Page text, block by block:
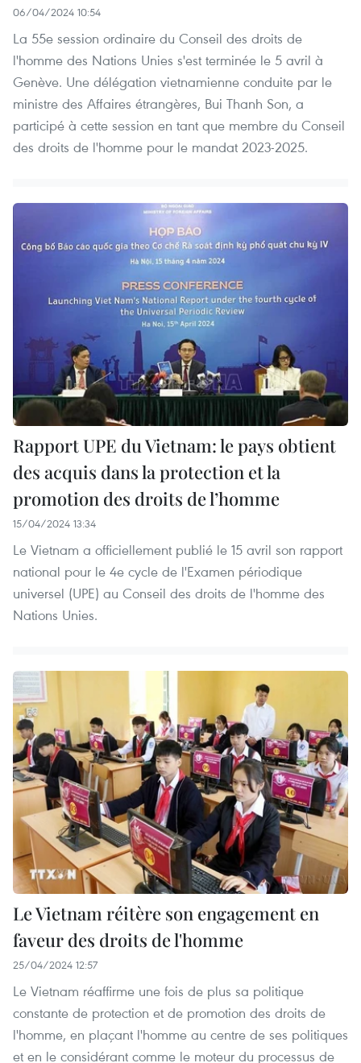
06/04/2024 10:54
La 55e session ordinaire du Conseil des droits de
l'homme des Nations Unies s'est terminée le 5 avril à
Genève. Une délégation vietnamienne conduite par le
ministre des Affaires étrangères, Bui Thanh Son, a
participé à cette session en tant que membre du Conseil
des droits de l'homme pour le mandat 2023-2025.
Rapport UPE du Vietnam: le pays obtient
des acquis dans la protection et la
promotion des droits de l’homme
15/04/2024 13:34
Le Vietnam a officiellement publié le 15 avril son rapport
national pour le 4e cycle de l'Examen périodique
universel (UPE) au Conseil des droits de l'homme des
Nations Unies.
Le Vietnam réitère son engagement en
faveur des droits de l'homme
25/04/2024 12:57
Le Vietnam réaffirme une fois de plus sa politique
constante de protection et de promotion des droits de
l'homme, en plaçant l'homme au centre de ses politiques
et en le considérant comme le moteur du processus de